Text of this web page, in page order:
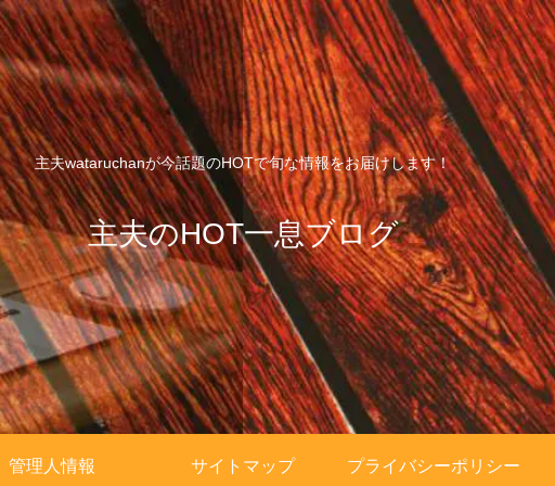
主夫wataruchanが今話題のHOTで旬な情報をお届けします！
主夫のHOT一息ブログ
管理人情報 サイトマップ プライバシーポリシー